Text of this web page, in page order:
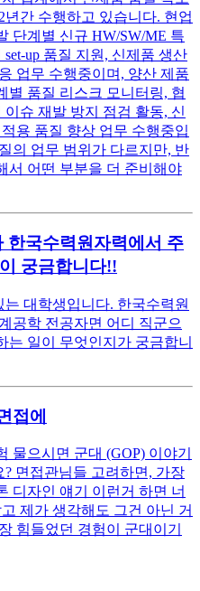
간 수행하고 있습니다. 현업
단계별 신규 HW/SW/ME 특
up 품질 지원, 신제품 생산
업무 수행중이며, 양산 제품
별 품질 리스크 모니터링, 협
슈 재발 방지 점검 활동, 신
용 품질 향상 업무 수행중입
의 업무 범위가 다르지만, 반
서 어떤 부분을 더 준비해야
한국수력원자력에서 주
궁금합니다!!
대학생입니다. 한국수력원
공학 전공자면 어디 직군으
는 일이 무엇인지가 궁금합니
접에
물으시면 군대 (GOP) 이야기
면접관님들 고려하면, 가장
디자인 얘기 이런거 하면 너
제가 생각해도 그건 아닌 거
힘들었던 경험이 군대이기